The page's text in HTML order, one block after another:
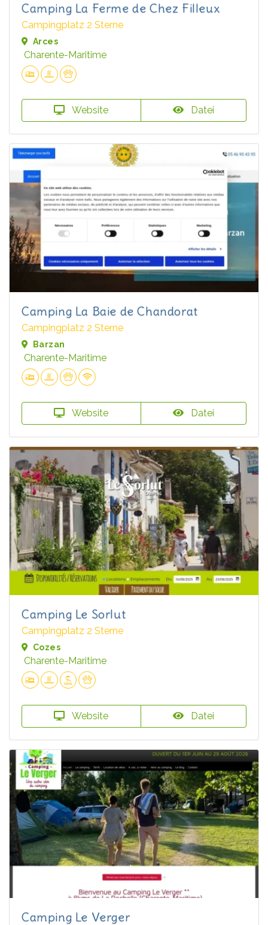
Camping La Ferme de Chez Filleux
Campingplatz 2 Sterne
Arces
Charente-Maritime
Website Datei
Camping La Baie de Chandorat
Campingplatz 2 Sterne
Barzan
Charente-Maritime
Website Datei
Camping Le Sorlut
Campingplatz 2 Sterne
Cozes
Charente-Maritime
Website Datei
Camping Le Verger